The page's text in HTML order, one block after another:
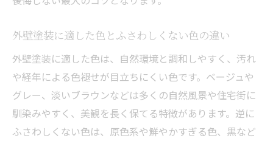
外壁塗装に適した色とふさわしくない色の違い
外壁塗装に適した色は、自然環境と調和しやすく、汚れ
や経年による色褪せが目立ちにくい色です。ベージュや
グレー、淡いブラウンなどは多くの自然風景や住宅街に
馴染みやすく、美観を長く保てる特徴があります。逆に
ふさわしくない色は、原色系や鮮やかすぎる色、黒など